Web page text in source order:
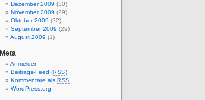
Dezember 2009 (30)
November 2009 (29)
Oktober 2009 (22)
September 2009 (29)
August 2009 (1)
Meta
Anmelden
Beitrags-Feed (RSS)
Kommentare als RSS
WordPress.org